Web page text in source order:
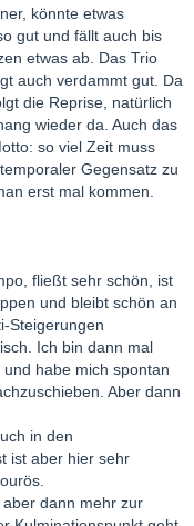
könnte etwas
gut und fällt auch bis
etwas ab. Das Trio
auch verdammt gut. Da
die Reprise, natürlich
wieder da. Auch das
so viel Zeit muss
Gegensatz zu
erst mal kommen.
fließt sehr schön, ist
und bleibt schön an
Steigerungen
Ich bin dann mal
habe mich spontan
Aber dann
in den
ist aber hier sehr
dann mehr zur